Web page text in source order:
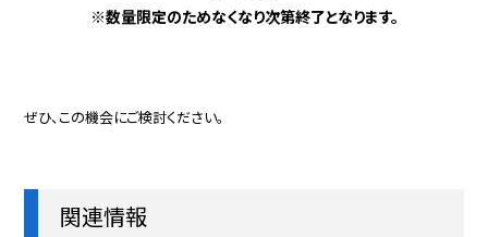
※数量限定のためなくなり次第終了となります。
ぜひ、この機会にご検討ください。
関連情報